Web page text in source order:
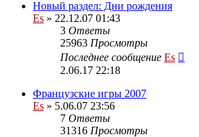
Новый раздел: Дни рождения
Es » 22.12.07 01:43
3 Ответы
25963 Просмотры
Последнее сообщение Es
2.06.17 22:18
Французские игры 2007
Es » 5.06.07 23:56
7 Ответы
31316 Просмотры